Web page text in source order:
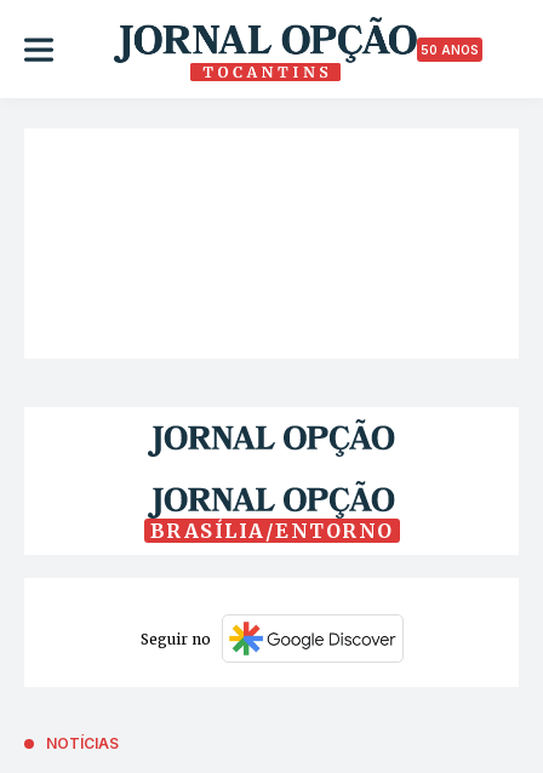
50 ANOS
BRASÍLIA/ENTORNO
Seguir no
NOTÍCIAS